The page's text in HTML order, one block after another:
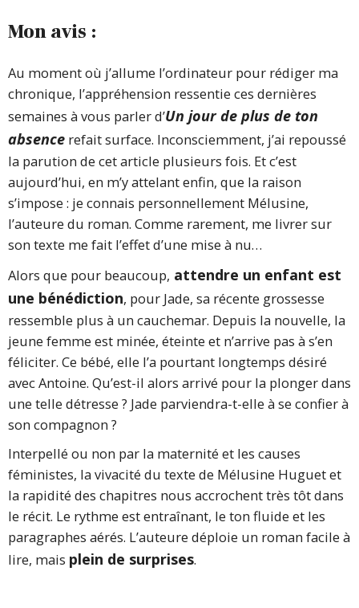
Mon avis :
Au moment où j’allume l’ordinateur pour rédiger ma
chronique, l’appréhension ressentie ces dernières
semaines à vous parler d’Un jour de plus de ton
absence refait surface. Inconsciemment, j’ai repoussé
la parution de cet article plusieurs fois. Et c’est
aujourd’hui, en m’y attelant enfin, que la raison
s’impose : je connais personnellement Mélusine,
l’auteure du roman. Comme rarement, me livrer sur
son texte me fait l’effet d’une mise à nu…
Alors que pour beaucoup, attendre un enfant est
une bénédiction, pour Jade, sa récente grossesse
ressemble plus à un cauchemar. Depuis la nouvelle, la
jeune femme est minée, éteinte et n’arrive pas à s’en
féliciter. Ce bébé, elle l’a pourtant longtemps désiré
avec Antoine. Qu’est-il alors arrivé pour la plonger dans
une telle détresse ? Jade parviendra-t-elle à se confier à
son compagnon ?
Interpellé ou non par la maternité et les causes
féministes, la vivacité du texte de Mélusine Huguet et
la rapidité des chapitres nous accrochent très tôt dans
le récit. Le rythme est entraînant, le ton fluide et les
paragraphes aérés. L’auteure déploie un roman facile à
lire, mais plein de surprises.